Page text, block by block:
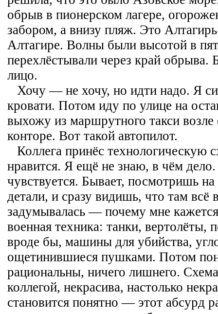
обрыв в пионерском лагере,
забором, а внизу пляж. Это
Алтагире. Волны были высотой в
перехлёстывали через край обрыва.
лицо.
Хочу — не хочу, но идти надо. Я
кровати. Потом иду по улице на
выхожу из маршрутного такси
конторе. Вот такой автопилот.
Коллега принёс технологическую
нравится. Я ещё не знаю, в чём
чувствуется. Бывает, посмотришь на
детали, и сразу видишь, что там всё
задумывалась — почему мне
военная техника: танки,
вроде бы, машины для убийства,
ощетинившиеся пушками. Потом
рациональны, ничего лишнего.
коллегой, некрасива, настолько
становится понятно — этот абсурд